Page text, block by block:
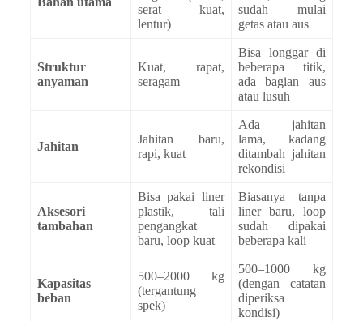
serat kuat,
lentur)
sudah mulai
getas atau aus
Struktur
anyaman
Kuat, rapat,
seragam
Bisa longgar di
beberapa titik,
ada bagian aus
atau lusuh
Jahitan
Jahitan baru,
rapi, kuat
Ada jahitan
lama, kadang
ditambah jahitan
rekondisi
Aksesori
tambahan
Bisa pakai liner
plastik, tali
pengangkat
baru, loop kuat
Biasanya tanpa
liner baru, loop
sudah dipakai
beberapa kali
Kapasitas
beban
500–2000 kg
(tergantung
spek)
500–1000 kg
(dengan catatan
diperiksa
kondisi)